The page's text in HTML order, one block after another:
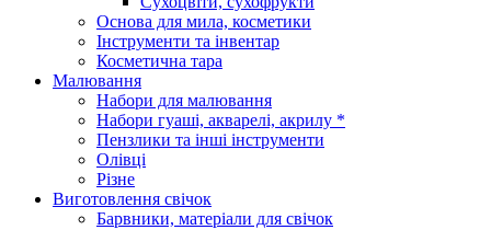
Основа для мила, косметики
Інструменти та інвентар
Косметична тара
Малювання
Набори для малювання
Набори гуаші, акварелі, акрилу *
Пензлики та інші інструменти
Олівці
Різне
Виготовлення свічок
Барвники, матеріали для свічок